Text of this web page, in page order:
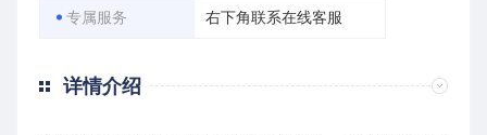
专属服务 右下角联系在线客服
详情介绍